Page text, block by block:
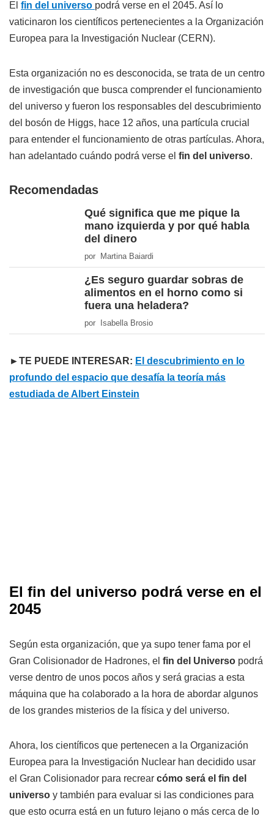
El fin del universo podrá verse en el 2045. Así lo
vaticinaron los científicos pertenecientes a la Organización
Europea para la Investigación Nuclear (CERN).
Esta organización no es desconocida, se trata de un centro
de investigación que busca comprender el funcionamiento
del universo y fueron los responsables del descubrimiento
del bosón de Higgs, hace 12 años, una partícula crucial
para entender el funcionamiento de otras partículas. Ahora,
han adelantado cuándo podrá verse el fin del universo.
Recomendadas
Qué significa que me pique la
mano izquierda y por qué habla
del dinero
por Martina Baiardi
¿Es seguro guardar sobras de
alimentos en el horno como si
fuera una heladera?
por Isabella Brosio
►TE PUEDE INTERESAR: El descubrimiento en lo
profundo del espacio que desafía la teoría más
estudiada de Albert Einstein
El fin del universo podrá verse en el
2045
Según esta organización, que ya supo tener fama por el
Gran Colisionador de Hadrones, el fin del Universo podrá
verse dentro de unos pocos años y será gracias a esta
máquina que ha colaborado a la hora de abordar algunos
de los grandes misterios de la física y del universo.
Ahora, los científicos que pertenecen a la Organización
Europea para la Investigación Nuclear han decidido usar
el Gran Colisionador para recrear cómo será el fin del
universo y también para evaluar si las condiciones para
que esto ocurra está en un futuro lejano o más cerca de lo